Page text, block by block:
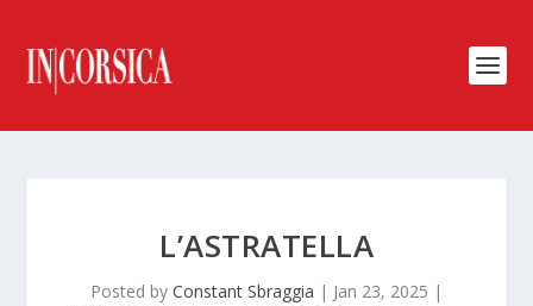
L’ASTRATELLA
Posted by Constant Sbraggia | Jan 23, 2025 |